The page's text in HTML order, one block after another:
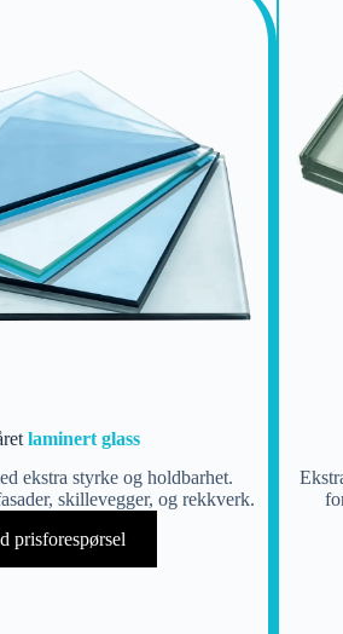
laminert glass
ekstra styrke og holdbarhet.
skillevegger, og rekkverk.
prisforespørsel